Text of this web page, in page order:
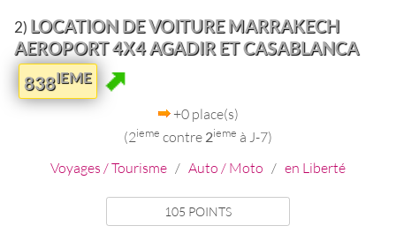
2) LOCATION DE VOITURE MARRAKECH
AEROPORT 4X4 AGADIR ET CASABLANCA
838IEME
+0 place(s)
(2ieme contre 2ieme à J-7)
Voyages / Tourisme / Auto / Moto / en Liberté
105 POINTS